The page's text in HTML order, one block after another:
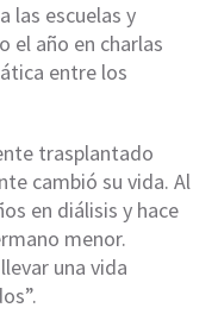
las escuelas y
el año en charlas
entre los
trasplantado
cambió su vida. Al
en diálisis y hace
menor.
una vida